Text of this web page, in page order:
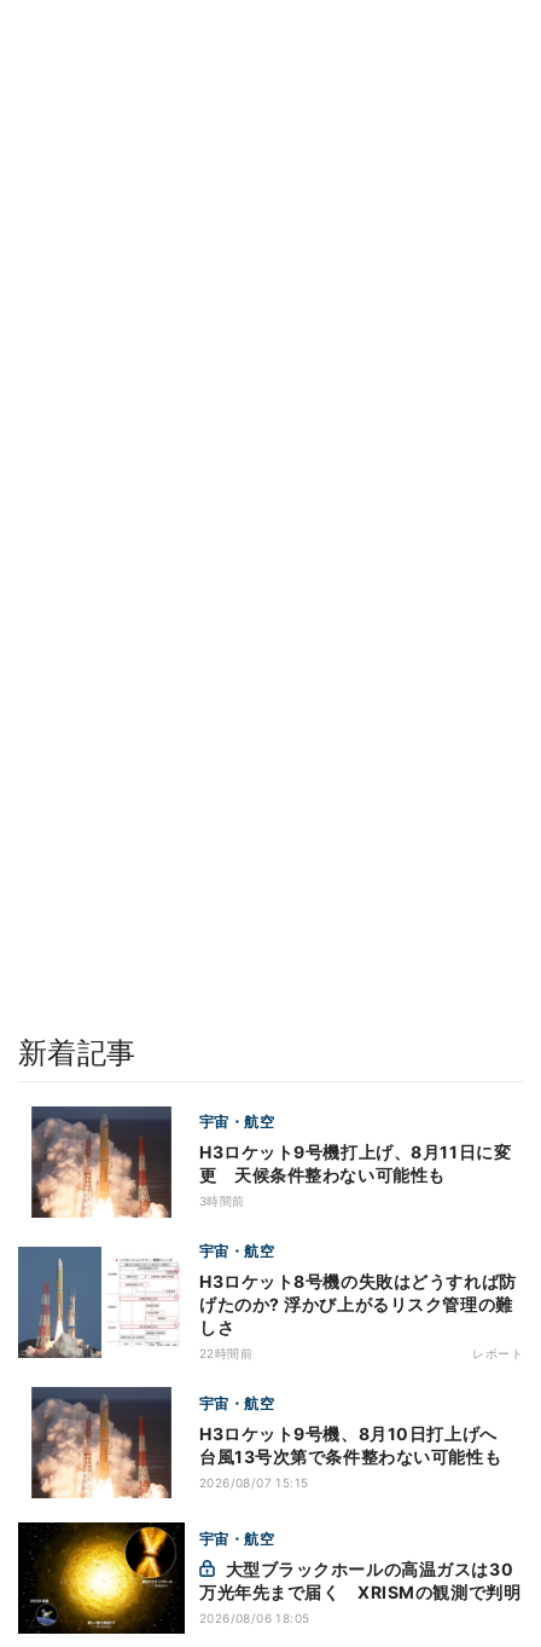
新着記事
宇宙・航空
H3ロケット9号機打上げ、8月11日に変
更 天候条件整わない可能性も
3時間前
宇宙・航空
H3ロケット8号機の失敗はどうすれば防
げたのか? 浮かび上がるリスク管理の難
しさ
22時間前 レポート
宇宙・航空
H3ロケット9号機、8月10日打上げへ
台風13号次第で条件整わない可能性も
2026/08/07 15:15
宇宙・航空
万光年先まで届く XRISMの観測で判明
2026/08/06 18:05